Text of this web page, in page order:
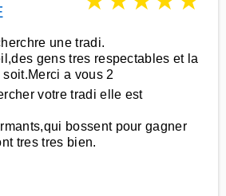
une tradi.
gens tres respectables et la
a vous 2
votre tradi elle est
bossent pour gagner
tres tres bien.